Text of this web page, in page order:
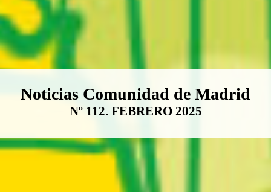
Boletín Noticias Comunidad de
Noticias Comunidad de Madrid
Nº 112. FEBRERO 2025